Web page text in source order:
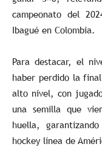
campeonato del
Ibagué en Colombia.
Para destacar, el
haber perdido la
alto nivel, con
una semilla que
huella,
hockey línea de